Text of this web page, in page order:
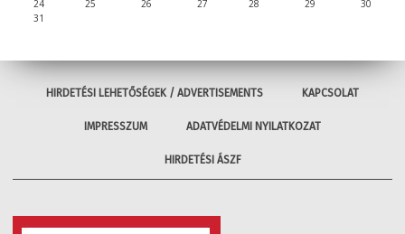
24
25 26 27 28 29
30
31
HIRDETÉSI LEHETŐSÉGEK / ADVERTISEMENTS KAPCSOLAT
IMPRESSZUM ADATVÉDELMI NYILATKOZAT
HIRDETÉSI ÁSZF